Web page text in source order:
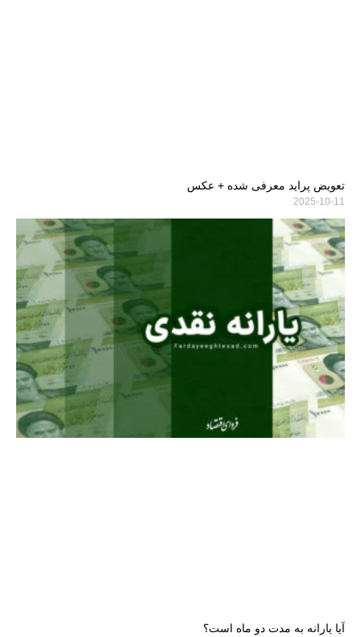
تعویض پراید معرفی شده + عکس
2025-10-11
آیا یارانه به مدت دو ماه است؟